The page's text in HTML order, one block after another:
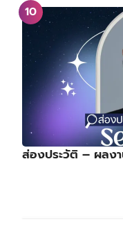
ส่องประวัติ – ผลง